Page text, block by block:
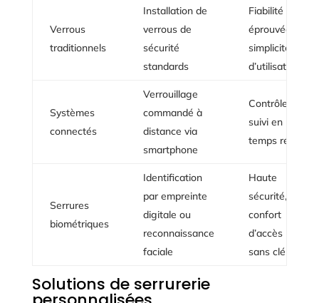
Verrous
traditionnels
Installation de
verrous de
sécurité
standards
Fiabilité
éprouvée,
simplicité
d’utilisation
Systèmes
connectés
Verrouillage
commandé à
distance via
smartphone
Contrôle et
suivi en
temps réel
Serrures
biométriques
Identification
par empreinte
digitale ou
reconnaissance
faciale
Haute
sécurité,
confort
d’accès
sans clé
Solutions de serrurerie